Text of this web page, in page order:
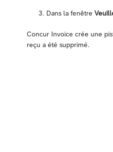
Dans la fenêtre
Concur Invoice crée une
reçu a été supprimé.